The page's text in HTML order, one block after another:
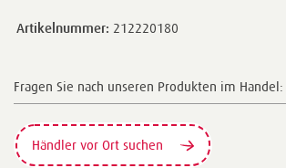
Artikelnummer: 212220180
Fragen Sie nach unseren Produkten im Handel:
Händler vor Ort suchen